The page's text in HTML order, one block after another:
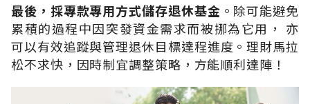
最後，採專款專用方式儲存退休基金 。除可能避免
累積的過程中因突發資金需求而被挪為它用， 亦
可以有效追蹤與管理退休目標達程進度。理財馬拉
松不求快，因時制宜調整策略，方能順利達陣！